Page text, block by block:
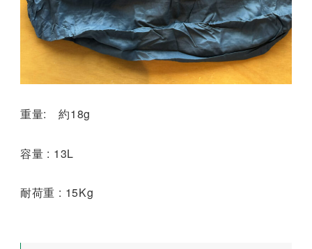
重量: 約18g
容量 : 13L
耐荷重 : 15Kg